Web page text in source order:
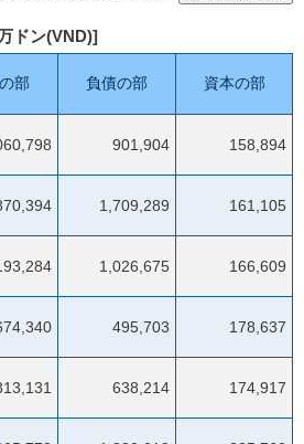
ドン(VND)]
部 負債の部 資本の部
901,904 158,894
1,709,289 161,105
1,026,675 166,609
495,703 178,637
638,214 174,917